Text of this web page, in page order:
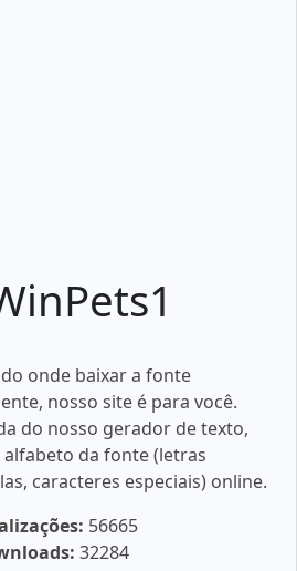
onde baixar a fonte
nosso site é para você.
do nosso gerador de texto,
da fonte (letras
caracteres especiais) online.
56665
32284